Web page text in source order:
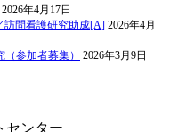
2026年4月17日
訪問看護研究助成[A] 2026年4月
参加者募集）
2026年3月9日
センター